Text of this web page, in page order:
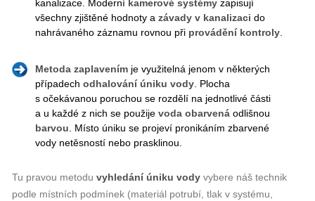
kanalizace. Moderní kamerové systémy zapisují
všechny zjištěné hodnoty a závady v kanalizaci do
nahrávaného záznamu rovnou při provádění kontroly
Metoda zaplavením je využitelná jenom v některých
případech odhalování úniku vody . Plocha
s očekávanou poruchou se rozdělí na jednotlivé části
a u každé z nich se použije voda obarvená odlišnou
barvou . Místo úniku se projeví pronikáním zbarvené
vody netěsností nebo prasklinou.
Tu pravou metodu vyhledání úniku vody vybere náš technik
podle místních podmínek (materiál potrubí, tlak v systému,